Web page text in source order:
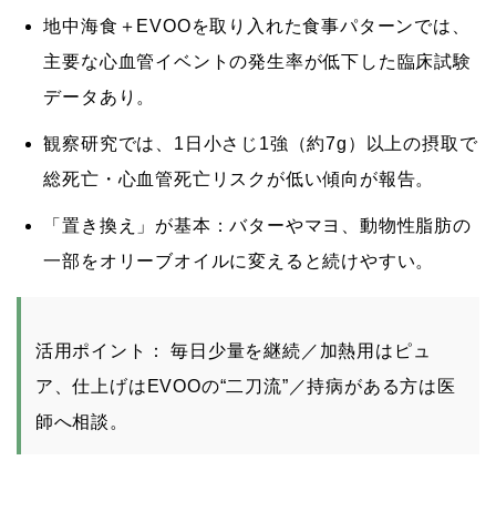
地中海食＋EVOOを取り入れた食事パターンでは、
主要な心血管イベントの発生率が低下した臨床試験
データあり。
観察研究では、 1日小さじ1強（約7g）以上の摂取で
総死亡・心血管死亡リスクが低い傾向が報告。
「置き換え」が基本：バターやマヨ、動物性脂肪の
一部をオリーブオイルに変えると続けやすい。
活用ポイント：
毎日少量を継続／加熱用はピュ
ア、仕上げはEVOOの“二刀流”／持病がある方は医
師へ相談。